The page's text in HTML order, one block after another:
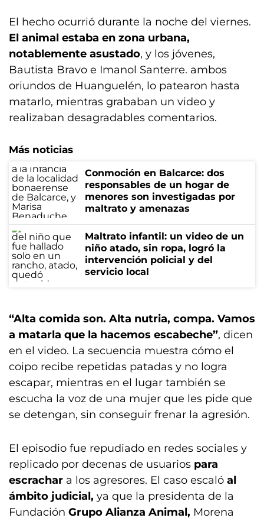
El hecho ocurrió durante la noche del viernes.
El animal estaba en zona urbana,
notablemente asustado, y los jóvenes,
Bautista Bravo e Imanol Santerre. ambos
oriundos de Huanguelén, lo patearon hasta
matarlo, mientras grababan un video y
realizaban desagradables comentarios.
Más noticias
Conmoción en Balcarce: dos
responsables de un hogar de
menores son investigadas por
maltrato y amenazas
Maltrato infantil: un video de un
niño atado, sin ropa, logró la
intervención policial y del
servicio local
“Alta comida son. Alta nutria, compa. Vamos
a matarla que la hacemos escabeche”, dicen
en el video. La secuencia muestra cómo el
coipo recibe repetidas patadas y no logra
escapar, mientras en el lugar también se
escucha la voz de una mujer que les pide que
se detengan, sin conseguir frenar la agresión.
El episodio fue repudiado en redes sociales y
replicado por decenas de usuarios para
escrachar a los agresores. El caso escaló al
ámbito judicial, ya que la presidenta de la
Fundación Grupo Alianza Animal, Morena